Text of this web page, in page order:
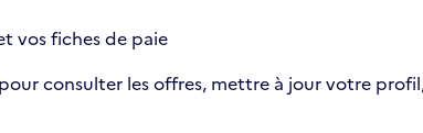
vos fiches de paie
consulter les offres, mettre à jour votre